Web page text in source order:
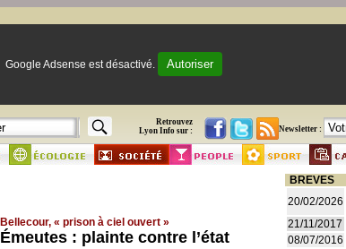
Google Adsense est désactivé. Autoriser
Retrouvez
Lyon Info sur :
Newsletter :
Bellecour, « prison à ciel ouvert »
Émeutes : plainte contre l’état
BREVES
20/02/2026
21/11/2017
08/07/2016